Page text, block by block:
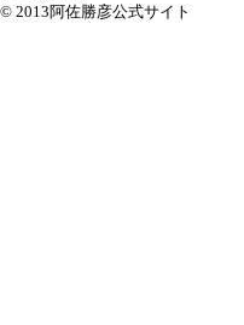
© 2013阿佐勝彦公式サイト